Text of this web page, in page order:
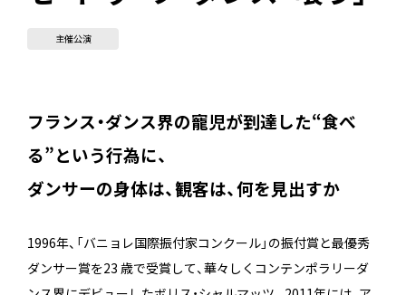
主催公演
フランス・ダンス界の寵児が到達した“食べ
る”という行為に、
ダンサーの身体は、観客は、何を見出すか
1996年、「バニョレ国際振付家コンクール」の振付賞と最優秀
ダンサー賞を23 歳で受賞して、華々しくコンテンポラリーダ